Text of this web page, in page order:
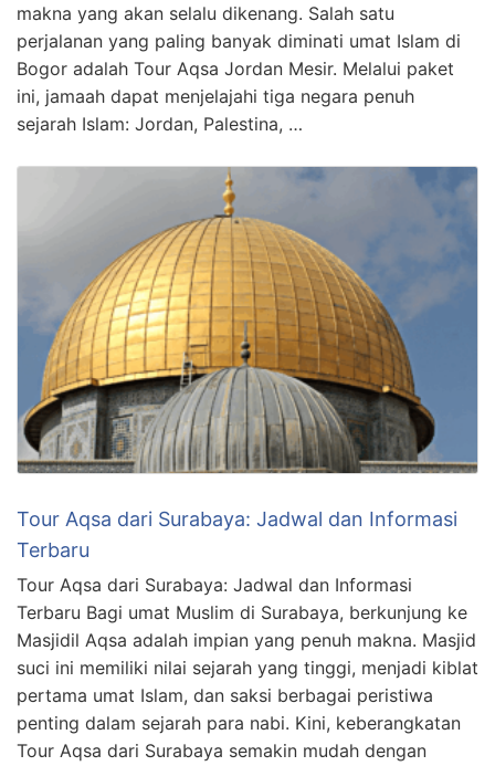
makna yang akan selalu dikenang. Salah satu
perjalanan yang paling banyak diminati umat Islam di
Bogor adalah Tour Aqsa Jordan Mesir. Melalui paket
ini, jamaah dapat menjelajahi tiga negara penuh
sejarah Islam: Jordan, Palestina, …
Tour Aqsa dari Surabaya: Jadwal dan Informasi
Terbaru
Tour Aqsa dari Surabaya: Jadwal dan Informasi
Terbaru Bagi umat Muslim di Surabaya, berkunjung ke
Masjidil Aqsa adalah impian yang penuh makna. Masjid
suci ini memiliki nilai sejarah yang tinggi, menjadi kiblat
pertama umat Islam, dan saksi berbagai peristiwa
penting dalam sejarah para nabi. Kini, keberangkatan
Tour Aqsa dari Surabaya semakin mudah dengan